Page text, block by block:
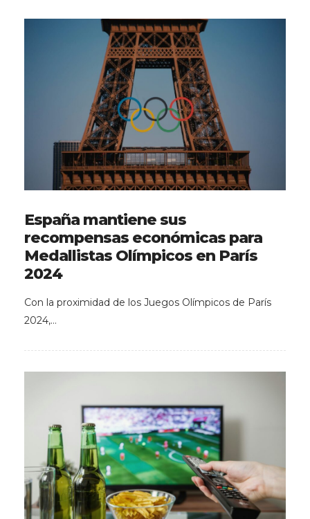
España mantiene sus
recompensas económicas para
Medallistas Olímpicos en París
2024
Con la proximidad de los Juegos Olímpicos de París
2024,…